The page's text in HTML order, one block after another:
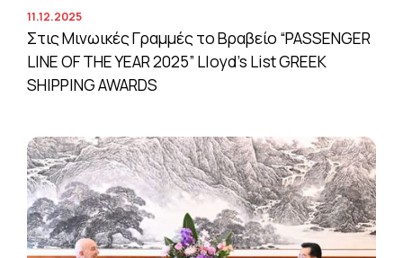
11.12.2025
Στις Μινωικές Γραμμές το Βραβείο “PASSENGER
LINE OF THE YEAR 2025” Lloyd’s List GREEK
SHIPPING AWARDS